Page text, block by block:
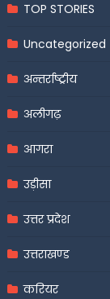
TOP STORIES
Uncategorized
अन्तर्राष्ट्रीय
अलीगढ़
आगरा
उड़ीसा
उत्तर प्रदेश
उत्तराखण्ड
करियर